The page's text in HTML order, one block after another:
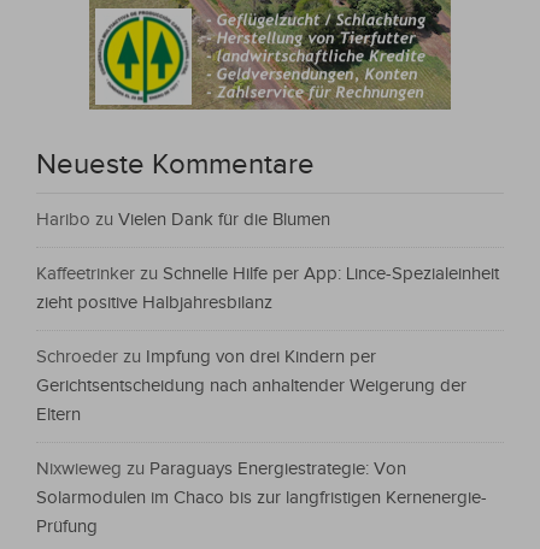
Neueste Kommentare
Haribo zu Vielen Dank für die Blumen
Kaffeetrinker zu Schnelle Hilfe per App: Lince-Spezialeinheit
zieht positive Halbjahresbilanz
Schroeder zu Impfung von drei Kindern per
Gerichtsentscheidung nach anhaltender Weigerung der
Eltern
Nixwieweg zu Paraguays Energiestrategie: Von
Solarmodulen im Chaco bis zur langfristigen Kernenergie-
Prüfung